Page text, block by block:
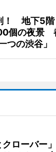
！ 地下5階
個の夜景
つの渋谷」
ローバー